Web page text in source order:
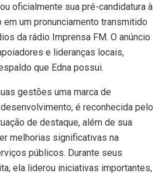
oficialmente sua pré-candidatura à
um pronunciamento transmitido
da rádio Imprensa FM. O anúncio
e lideranças locais,
que Edna possui.
gestões uma marca de
é reconhecida pelo
de destaque, além de sua
melhorias significativas na
públicos. Durante seus
ela liderou iniciativas importantes,